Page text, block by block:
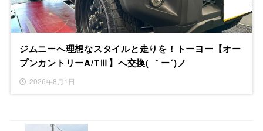
ジムニーへ理想なスタイルと走りを！トーヨー【オー
プンカントリーA/TⅢ】へ交換( ｀ー´)ノ
2026年8月1日